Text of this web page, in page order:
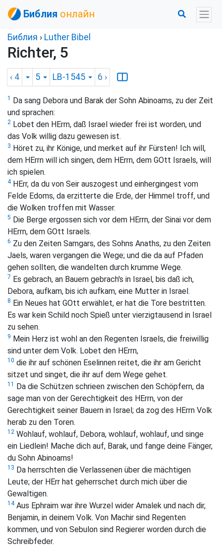
Библия онлайн
Библия › Luther Bibel
Richter, 5
‹ 4 5 LB-1545 6 ›
1
Da sang Debora und Barak der Sohn Abinoams, zu der Zeit
und sprachen:
2 Lobet den HErrn, daß Israel wieder frei ist worden, und
das Volk willig dazu gewesen ist.
3 Höret zu, ihr Könige, und merket auf ihr Fürsten! Ich will,
dem HErrn will ich singen, dem HErrn, dem GOtt Israels, will
ich spielen.
4HErr, da du von Seir auszogest und einhergingest vom
Felde Edoms, da erzitterte die Erde, der Himmel troff, und
die Wolken troffen mit Wasser.
5 Die Berge ergossen sich vor dem HErrn, der Sinai vor dem
HErrn, dem GOtt Israels.
6 Zu den Zeiten Samgars, des Sohns Anaths, zu den Zeiten
Jaels, waren vergangen die Wege; und die da auf Pfaden
gehen sollten, die wandelten durch krumme Wege.
7 Es gebrach, an Bauern gebrach's in Israel, bis daß ich,
Debora, aufkam, bis ich aufkam, eine Mutter in Israel.
8 Ein Neues hat GOtt erwählet, er hat die Tore bestritten.
Es war kein Schild noch Spieß unter vierzigtausend in Israel
zu sehen.
9 Mein Herz ist wohl an den Regenten Israels, die freiwillig
sind unter dem Volk. Lobet den HErrn,
10 die ihr auf schönen Eselinnen reitet, die ihr am Gericht
sitzet und singet, die ihr auf dem Wege gehet.
11
Da die Schützen schrieen zwischen den Schöpfern, da
sage man von der Gerechtigkeit des HErrn, von der
Gerechtigkeit seiner Bauern in Israel; da zog des HErrn Volk
herab zu den Toren.
12 Wohlauf, wohlauf, Debora, wohlauf, wohlauf, und singe
ein Liedlein! Mache dich auf, Barak, und fange deine Fänger,
du Sohn Abinoams!
13 Da herrschten die Verlassenen über die mächtigen
Leute; der HErr hat geherrschet durch mich über die
Gewaltigen.
14Aus Ephraim war ihre Wurzel wider Amalek und nach dir,
Benjamin, in deinem Volk. Von Machir sind Regenten
kommen, und von Sebulon sind Regierer worden durch die
Schreibfeder.